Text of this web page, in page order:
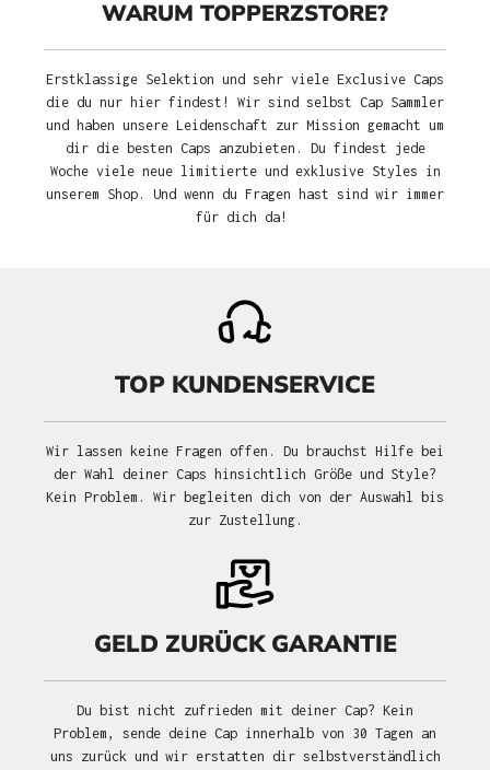
WARUM TOPPERZSTORE?
Erstklassige Selektion und sehr viele Exclusive Caps
die du nur hier findest! Wir sind selbst Cap Sammler
und haben unsere Leidenschaft zur Mission gemacht um
dir die besten Caps anzubieten. Du findest jede
Woche viele neue limitierte und exklusive Styles in
unserem Shop. Und wenn du Fragen hast sind wir immer
für dich da!
TOP KUNDENSERVICE
Wir lassen keine Fragen offen. Du brauchst Hilfe bei
der Wahl deiner Caps hinsichtlich Größe und Style?
Kein Problem. Wir begleiten dich von der Auswahl bis
zur Zustellung.
GELD ZURÜCK GARANTIE
Du bist nicht zufrieden mit deiner Cap? Kein
Problem, sende deine Cap innerhalb von 30 Tagen an
uns zurück und wir erstatten dir selbstverständlich